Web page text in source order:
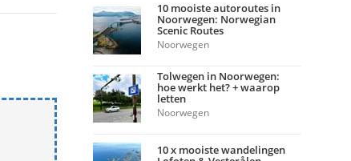
10 mooiste autoroutes in
Noorwegen: Norwegian
Scenic Routes
Noorwegen
Tolwegen in Noorwegen:
hoe werkt het? + waarop
letten
Noorwegen
10 x mooiste wandelingen